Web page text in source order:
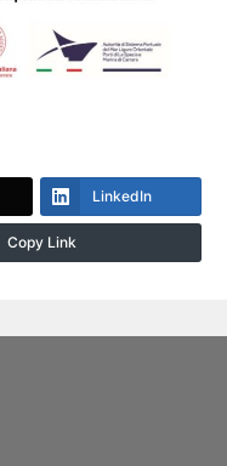
LinkedIn
Copy Link